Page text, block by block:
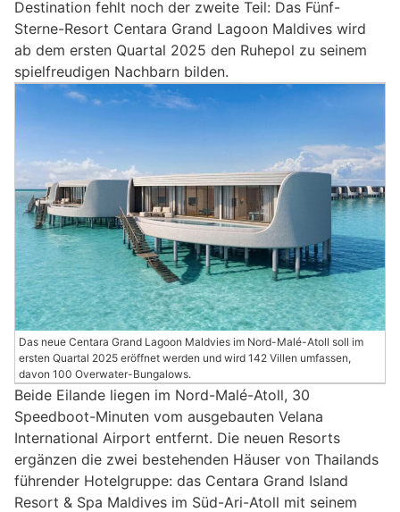
Destination fehlt noch der zweite Teil: Das Fünf-
Sterne-Resort Centara Grand Lagoon Maldives wird
ab dem ersten Quartal 2025 den Ruhepol zu seinem
spielfreudigen Nachbarn bilden.
Das neue Centara Grand Lagoon Maldvies im Nord-Malé-Atoll soll im
ersten Quartal 2025 eröffnet werden und wird 142 Villen umfassen,
davon 100 Overwater-Bungalows.
Beide Eilande liegen im Nord-Malé-Atoll, 30
Speedboot-Minuten vom ausgebauten Velana
International Airport entfernt. Die neuen Resorts
ergänzen die zwei bestehenden Häuser von Thailands
führender Hotelgruppe: das Centara Grand Island
Resort & Spa Maldives im Süd-Ari-Atoll mit seinem